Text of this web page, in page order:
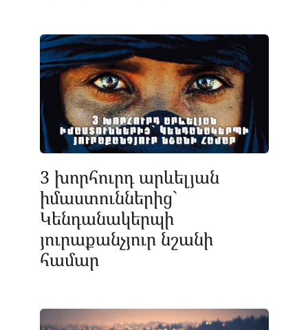
3 խորհուրդ արևելյան
իմաստուններից`
Կենդանակերպի
յուրաքանչյուր նշանի
համար